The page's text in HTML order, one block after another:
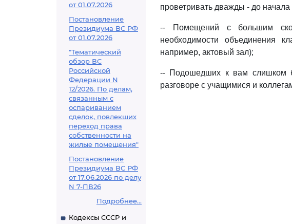
от 01.07.2026
Постановление
Президиума ВС РФ
от 01.07.2026
"Тематический
обзор ВС
Российской
Федерации N
12/2026. По делам,
связанным с
оспариванием
сделок, повлекших
переход права
собственности на
жилые помещения"
Постановление
Президиума ВС РФ
от 17.06.2026 по делу
N 7-ПВ26
Подробнее...
Кодексы СССР и
проветривать дважды - до
-- Помещений с большим
необходимости объединения
например, актовый зал);
-- Подошедших к вам слишком
разговоре с учащимися и